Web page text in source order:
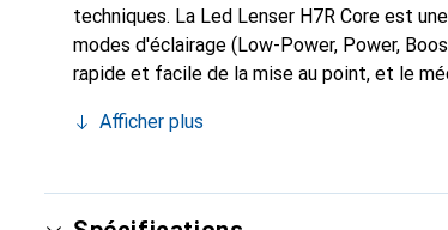
techniques. La Led Lenser H7R Core est
modes d'éclairage (Low-Power, Power,
rapide et facile de la mise au point, et le
technologie Flex Sealing (IP67), dimmable
de type fiche. Le bandeau élastique est
Afficher plus